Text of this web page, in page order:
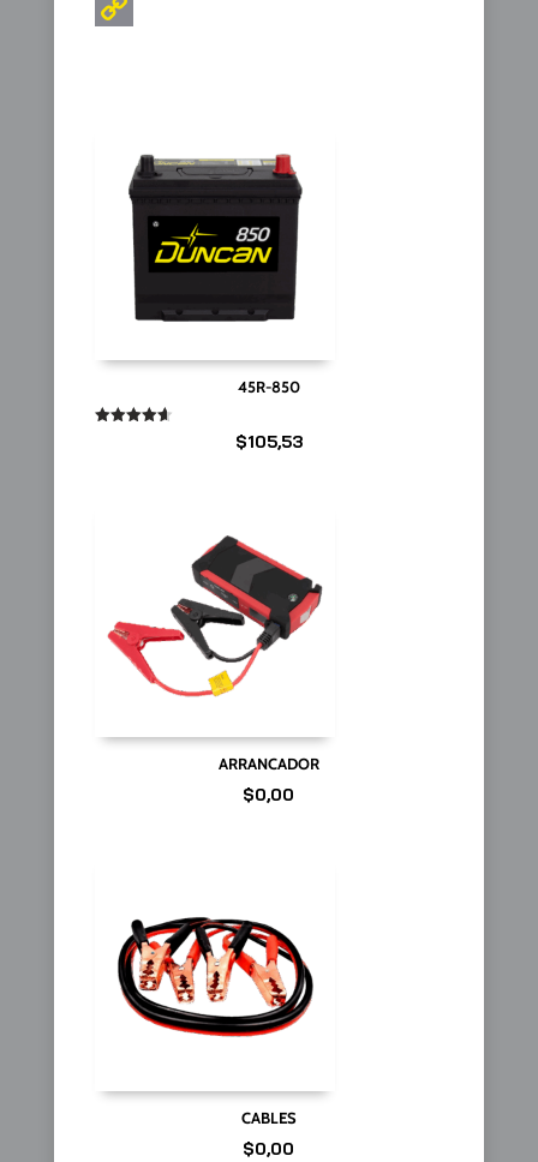
45R-850
$105,53
ARRANCADOR
$0,00
CABLES
$0,00